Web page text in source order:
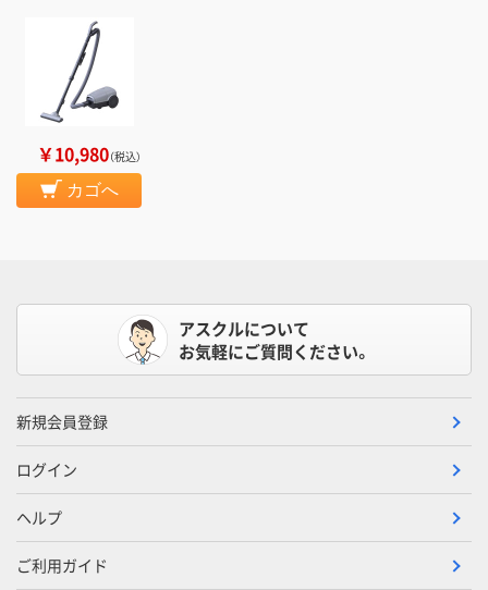
￥10,980（税込）
カゴへ
アスクルについて
お気軽にご質問ください。
新規会員登録
ログイン
ヘルプ
ご利用ガイド